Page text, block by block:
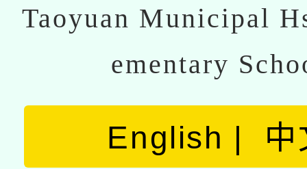
Taoyuan Municipal
ementary
English 中